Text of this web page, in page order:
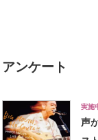
アンケート
実施
声